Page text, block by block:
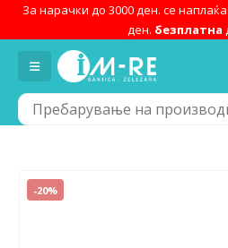
За нарачки до 3000 ден. се
ден. безплатна
-20%